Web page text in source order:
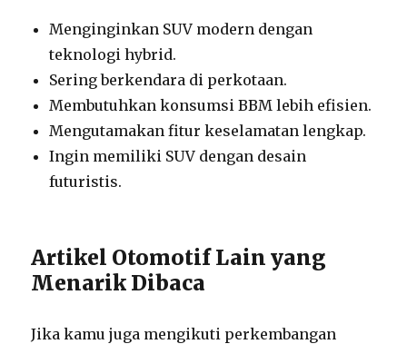
Menginginkan SUV modern dengan
teknologi hybrid.
Sering berkendara di perkotaan.
Membutuhkan konsumsi BBM lebih efisien.
Mengutamakan fitur keselamatan lengkap.
Ingin memiliki SUV dengan desain
futuristis.
Artikel Otomotif Lain yang
Menarik Dibaca
Jika kamu juga mengikuti perkembangan